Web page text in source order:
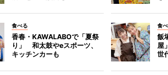
食べる
香春・KAWALABOで「夏祭
り」 和太鼓やeスポーツ、
キッチンカーも
食
飯
屋
世